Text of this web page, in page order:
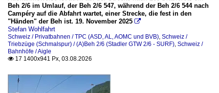
Sonstige Haltestellen der MVR
Sonstige Haltestellen der tpc
Vevey
Dampfloks (Schmalspur)
HG 3/4 (ex BFD/ex FO; 1.000 mm)
Beh 2/6 im Umlauf, der Beh 2/6 547, während der Beh 2/6 544 nach
Campéry auf die Abfahrt wartet, einer Strecke, die fest in den
"Händen" der Beh ist. 19. November 2025 
Stefan Wohlfahrt
Schweiz / Privatbahnen / TPC (ASD, AL, AOMC und BVB), Schweiz /
Triebzüge (Schmalspur) / (A)Beh 2/6 (Stadler GTW 2/6 - SURF), Schweiz /
Bahnhöfe / Aigle
 17 1400x941 Px, 03.08.2026